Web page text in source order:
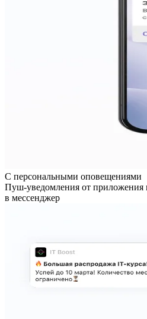
С персональными оповещениями
Пуш-уведомления от приложения
в мессенджер